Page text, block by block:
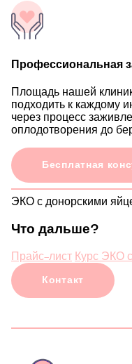
Профессиональная
Площадь нашей
подходить к каждому
через процесс
оплодотворения до
Бесплатная
ЭКО с донорскими
Что дальше?
Прайс-лист Курс ЭКО
Контакт